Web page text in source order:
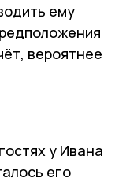
ему
вероятнее
у Ивана
его